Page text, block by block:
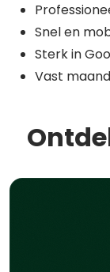
Snel en
Sterk in
Vast